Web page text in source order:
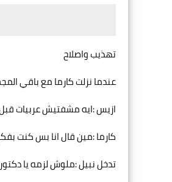
تهذيب واصلاح
عندما نزلت كارما مع باقي
ازيس :ايه مشفتيش عربيات
كارما :مين قال انا بس كنت
تدخل نبيل :ملوش لزمه يا